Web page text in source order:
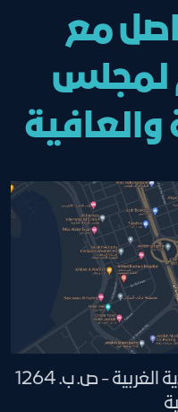
مع
لمجلس
والعافية
شارع الأمانة - حي البغدادية الغربية - ص. ب. 1264